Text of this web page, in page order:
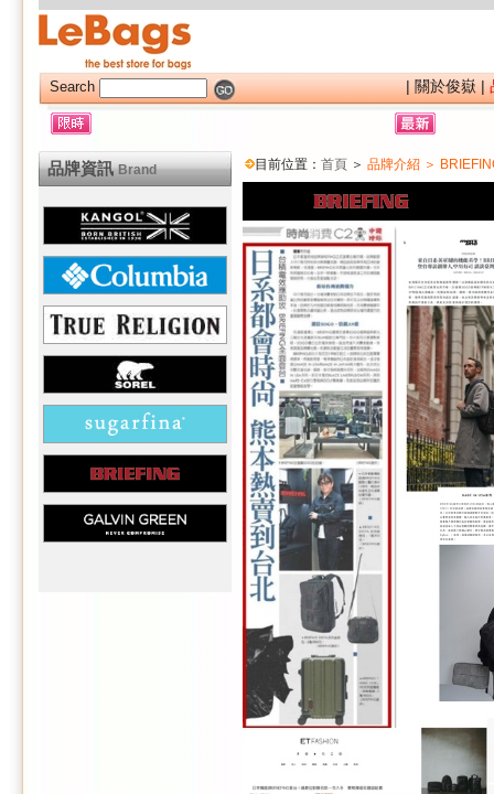
Search |關於俊嶽|
目前位置： 首頁 ＞ 品牌介紹 ＞
品牌資訊Brand